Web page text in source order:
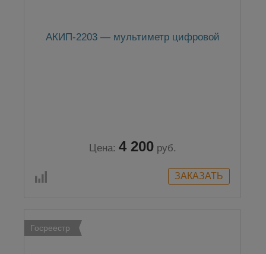
АКИП-2203 — мультиметр цифровой
Цена: 4 200 руб.
Госреестр